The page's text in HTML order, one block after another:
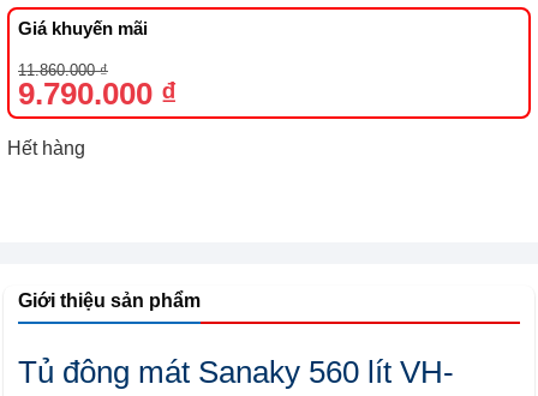
Giá khuyến mãi
11.860.000₫
Giá
gốc
là:
9.790.000 ₫
Giá
hiện
tại
9.790.000 ₫.
Hết hàng
Giới thiệu sản phẩm
Tủ đông mát Sanaky 560 lít VH-